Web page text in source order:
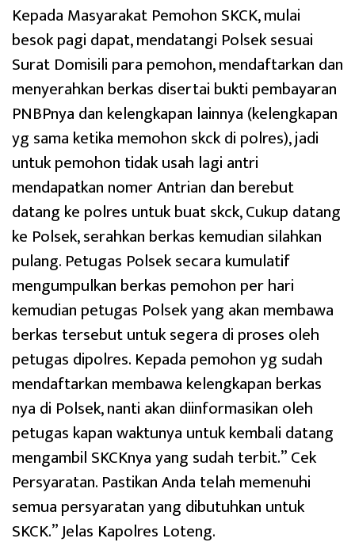
Kepada Masyarakat Pemohon SKCK, mulai
besok pagi dapat, mendatangi Polsek sesuai
Surat Domisili para pemohon, mendaftarkan dan
menyerahkan berkas disertai bukti pembayaran
PNBPnya dan kelengkapan lainnya (kelengkapan
yg sama ketika memohon skck di polres), jadi
untuk pemohon tidak usah lagi antri
mendapatkan nomer Antrian dan berebut
datang ke polres untuk buat skck, Cukup datang
ke Polsek, serahkan berkas kemudian silahkan
pulang. Petugas Polsek secara kumulatif
mengumpulkan berkas pemohon per hari
kemudian petugas Polsek yang akan membawa
berkas tersebut untuk segera di proses oleh
petugas dipolres. Kepada pemohon yg sudah
mendaftarkan membawa kelengkapan berkas
nya di Polsek, nanti akan diinformasikan oleh
petugas kapan waktunya untuk kembali datang
mengambil SKCKnya yang sudah terbit.” Cek
Persyaratan. Pastikan Anda telah memenuhi
semua persyaratan yang dibutuhkan untuk
SKCK.” Jelas Kapolres Loteng.